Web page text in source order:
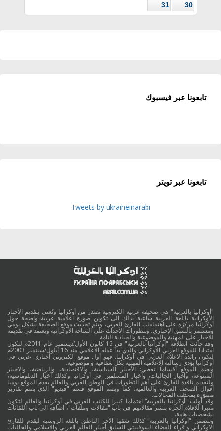
30
31
تابعونا عبر فيسبوك
تابعونا عبر تويتر
Tweets by ukraineinarabi
"أوكرانيا بالعربية" هي صحيفة عربية الكترونية تصدر من أوكرانيا وتُعنى بتقديم الأخبار
الأوكرانية باللغة العربية ساعية بذلك الى تكوين صورة اعلامية عربية واضحة حول
أوكرانيا مركزة على اهتمامات القارئ العربي، ويتم تحديث موقع الصحيفة بشكل يومي
ومستمر بالسبق الإخباري، وبتطورات الأحداث على الساحة الأوكرانية ويعتمد في تقديمه
للاخبار على المهنية والموضوعية والحيادية التامة.
وقد جائت انطلاقة "أوكرانيا بالعربية" في 16 كانون الأول/ديسمبر عام 2011م لتكون
امتدادا للموقع العربي الاوكراني والذي بدأ عمله الاعلامي منذ 16 أيلول/سبتمبر 2003م
لتكون رائدة الاعلام العربي في أوكرانيا. فهو أول موقع الكتروني أخباري عربي في
أوكرانيا يؤدي رسالته الاعلامية المهنية بكل شفافية و موضوعية.
ويضم الموقع أقساماً تغطي: الأخبار السياسية، والاقتصادية، والرياضية، والاخبار
المتنوعة، وأخبار الجاليات، وأخبار المسلمين في أوكرانيا وكذلك أخبار الدبلوماسية،
ولتقديم نافذة للقارئ على أهم التطورات في الوطن العربي والعالم يقدم الموقع يوميا
أقوال الصحف العربية والعالمية. كما ويضم الموقع قسم "فيديو" الذي يضم تقارير
مصوَّرة بمختلف المجالات.
وقد أولت "أوكرانيا بالعربية" اهتماما كبيرا للكاتب العربي في أوكرانيا والعالم لتكون
منبرا للاقلام الحرة بنشر مقالاتهم في باب "مقالات وملفات"، اضافة الى باب اللقائات
بشخصيات هامة.
وتتضمن "أوكرانيا بالعربية" كذلك شقها الآخر الناطق باللغة الروسية ليقدم للقارئ
الاوكراني و قراء الفضاء السوفييتي السابق أخبار العالم العربي والاسلامي والجاليات